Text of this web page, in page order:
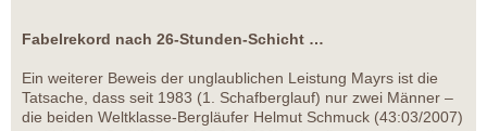
Fabelrekord nach 26-Stunden-Schicht …
Ein weiterer Beweis der unglaublichen Leistung Mayrs ist die
Tatsache, dass seit 1983 (1. Schafberglauf) nur zwei Männer –
die beiden Weltklasse-Bergläufer Helmut Schmuck (43:03/2007)